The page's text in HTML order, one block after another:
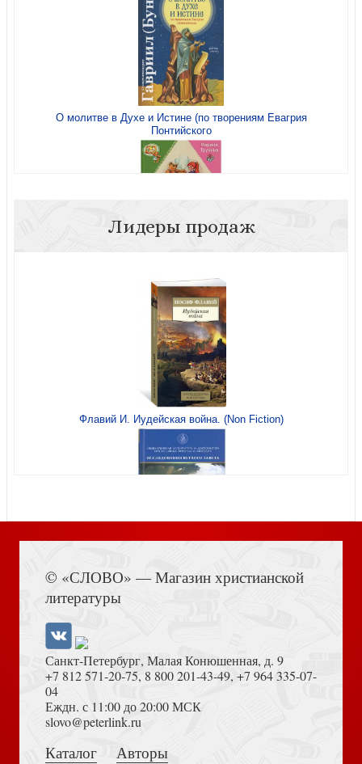
грешному) ДВД
Воздушные мытарства, или Экзамен, которого нельзя
избежать
Об исцелении десяти прокаженных. (Встань, иди, вера
твоя спасла тебя) ДВД
О молитве в Духе и Истине (по творениям Евагрия
Понтийского
Я люблю готовить. Кулинарные рецепты для детей
Молитвослов домашний (2024)
Тихие воды последней пристани: Книга воспоминаний
Новый Завет Господа нашего Иисуса Христа
Лидеры продаж
Флавий И. Иудейская война. (Non Fiction)
Достоевский Ф.М. Сила и правда России (2024)
© «СЛОВО» — Магазин христианской
литературы
Санкт-Петербург, Малая Конюшенная, д. 9
+7 812 571-20-75, 8 800 201-43-49, +7 964 335-07-
04
Еждн. с 11:00 до 20:00 МСК
slovo@peterlink.ru
Каталог
Авторы